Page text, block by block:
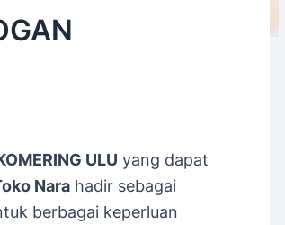
ULU yang dapat
Nara hadir sebagai
berbagai keperluan